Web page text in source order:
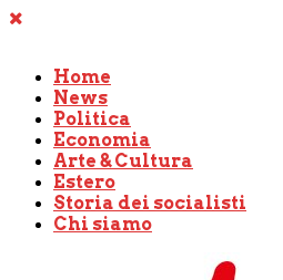
Home
News
Politica
Economia
Arte & Cultura
Estero
Storia dei socialisti
Chi siamo